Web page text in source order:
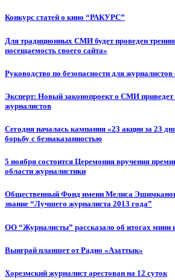
Конкурс статей о кино “РАКУРС”
Для традиционных СМИ будет проведен
посещаемость своего сайта»
Руководство по безопасности для журналистов
Эксперт: Новый законопроект о СМИ приведет
журналистов
Сегодня началась кампания «23 акции за 23
борьбу с безнаказанностью
5 ноября состоится Церемония вручения
области журналистики
Общественный Фонд имени Мелиса
звание “Лучшего журналиста 2013 года”
ОО “Журналисты” рассказало об итогах
Выиграй планшет от Радио «Азаттык»
Хорезмский журналист арестован на 12 суток